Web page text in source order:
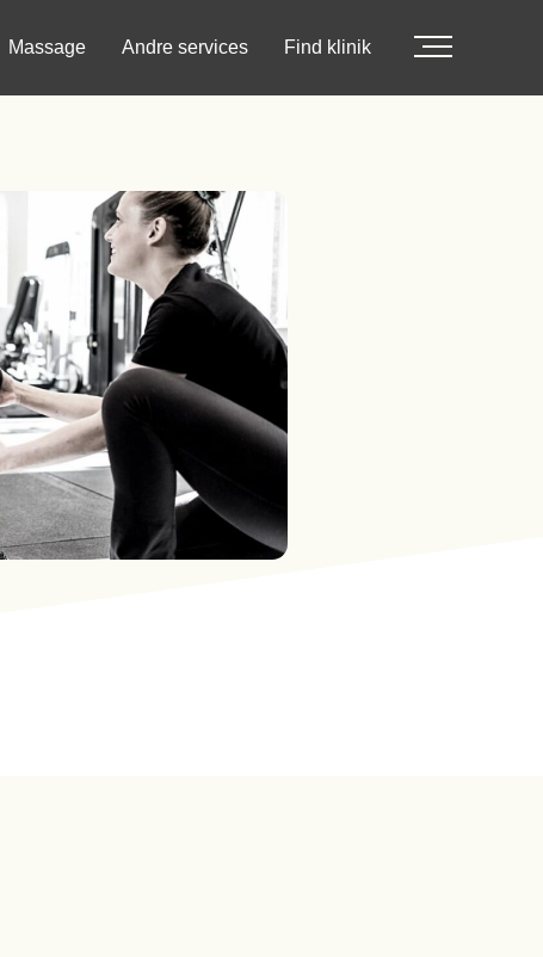
Massage Andre services Find klinik